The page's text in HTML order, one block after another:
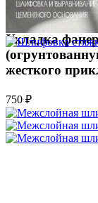
Укладка
жесткого
750 ₽